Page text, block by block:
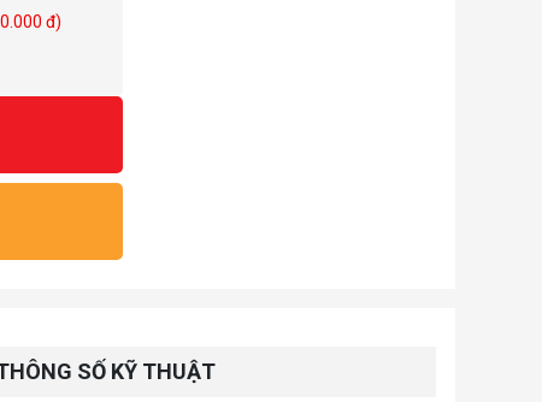
đ)
SỐ KỸ THUẬT